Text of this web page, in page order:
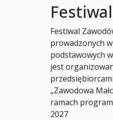
Festiwal
prowadzonych
podstawowych
jest
„Zawodowa
ramach
2027